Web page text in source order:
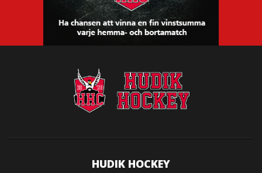
HUDIK HOCKEY